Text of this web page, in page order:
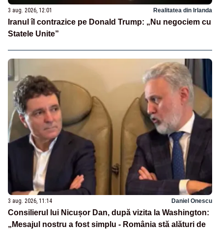
3 aug. 2026, 12:01 Realitatea din Irlanda
Iranul îl contrazice pe Donald Trump: „Nu negociem cu
Statele Unite”
3 aug. 2026, 11:14 Daniel Onescu
Consilierul lui Nicușor Dan, după vizita la Washington:
„Mesajul nostru a fost simplu - România stă alături de